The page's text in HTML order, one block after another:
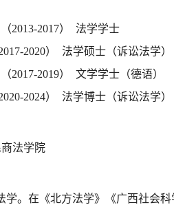
（2013-2017）
法学学士
2020）
法学硕士（诉讼法学）
（2017-2019） 文学学士（德语）
2024） 法学博士（诉讼法学）
法学院
学。 在《北方法学》《广西社会